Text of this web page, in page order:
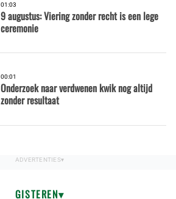
01:03
9 augustus: Viering zonder recht is een lege
ceremonie
00:01
Onderzoek naar verdwenen kwik nog altijd
zonder resultaat
GISTEREN